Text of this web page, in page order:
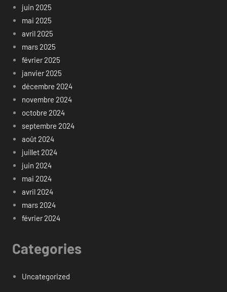
juin 2025
mai 2025
avril 2025
mars 2025
février 2025
janvier 2025
décembre 2024
novembre 2024
octobre 2024
septembre 2024
août 2024
juillet 2024
juin 2024
mai 2024
avril 2024
mars 2024
février 2024
Categories
Uncategorized